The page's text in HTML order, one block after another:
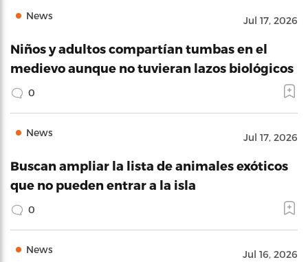
News Jul 17, 2026
Niños y adultos compartían tumbas en el
medievo aunque no tuvieran lazos biológicos
0
News Jul 17, 2026
Buscan ampliar la lista de animales exóticos
que no pueden entrar a la isla
0
News Jul 16, 2026